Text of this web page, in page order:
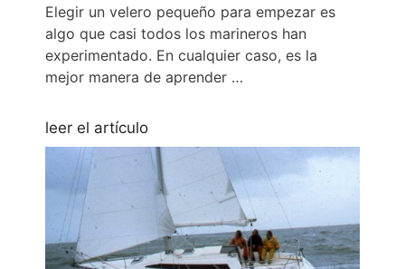
Elegir un velero pequeño para empezar es
algo que casi todos los marineros han
experimentado. En cualquier caso, es la
mejor manera de aprender …
leer el artículo